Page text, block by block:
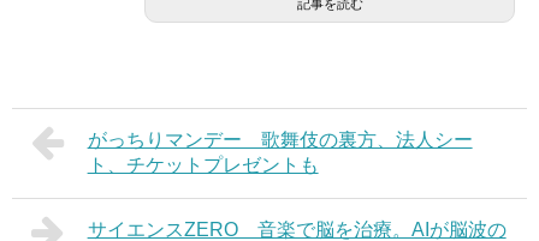
記事を読む
がっちりマンデー 歌舞伎の裏方、法人シー
ト、チケットプレゼントも
サイエンスZERO 音楽で脳を治療。AIが脳波の